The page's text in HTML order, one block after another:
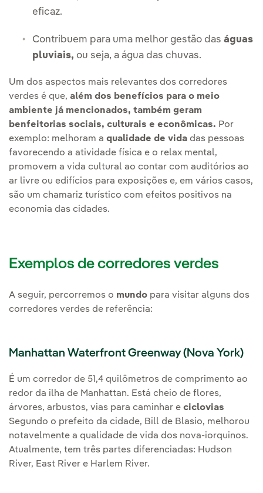
eficaz.
Contribuem para uma melhor gestão das águas
pluviais, ou seja, a água das chuvas.
Um dos aspectos mais relevantes dos corredores
verdes é que, além dos benefícios para o meio
ambiente já mencionados, também geram
benfeitorias sociais, culturais e econômicas. Por
exemplo: melhoram a qualidade de vida das pessoas
favorecendo a atividade física e o relax mental,
promovem a vida cultural ao contar com auditórios ao
ar livre ou edifícios para exposições e, em vários casos,
são um chamariz turístico com efeitos positivos na
economia das cidades.
Exemplos de corredores verdes
A seguir, percorremos o mundo para visitar alguns dos
corredores verdes de referência:
Manhattan Waterfront Greenway (Nova York)
É um corredor de 51,4 quilômetros de comprimento ao
redor da ilha de Manhattan. Está cheio de flores,
árvores, arbustos, vias para caminhar e ciclovias
Segundo o prefeito da cidade, Bill de Blasio, melhorou
notavelmente a qualidade de vida dos nova-iorquinos.
Atualmente, tem três partes diferenciadas: Hudson
River, East River e Harlem River.